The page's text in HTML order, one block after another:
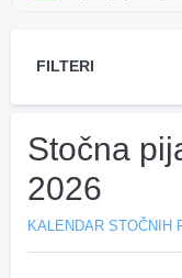
FILTERI
Stočna
2026
KALENDAR STOČNIH